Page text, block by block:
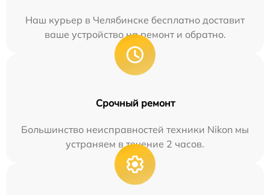
Наш курьер в Челябинске бесплатно доставит
ваше устройство на ремонт и обратно.
Срочный ремонт
Большинство неисправностей техники Nikon мы
устраняем в течение 2 часов.